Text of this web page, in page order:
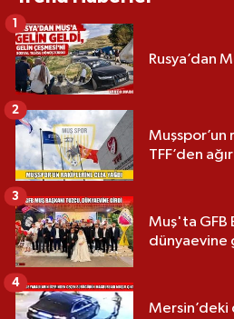
Rusya’dan
1
Muşspor’un
TFF’den
2
Muş'ta GFB
dünyaevine
3
Mersin’deki
4